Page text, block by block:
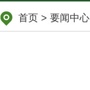
首页 > 要闻中心